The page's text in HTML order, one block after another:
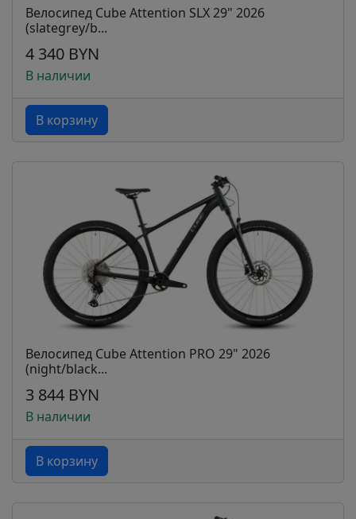
Велосипед Cube Attention SLX 29" 2026
(slategrey/b...
4 340 BYN
В наличии
В корзину
Велосипед Cube Attention PRO 29" 2026
(night/black...
3 844 BYN
В наличии
В корзину